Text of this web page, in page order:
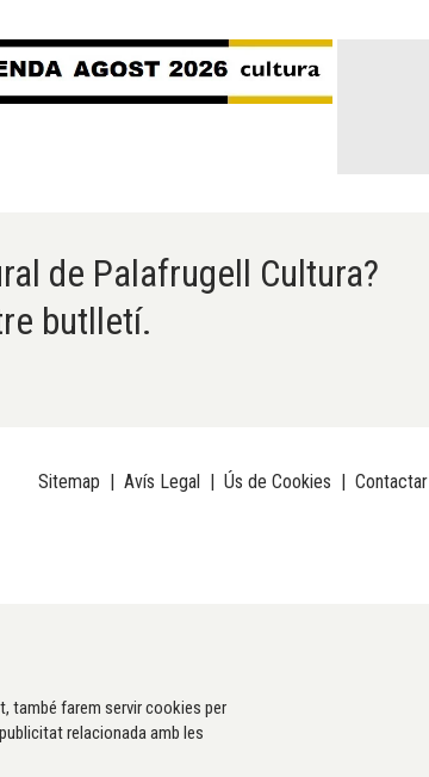
de Palafrugell Cultura?
butlletí.
Sitemap | Avís Legal | Ús de Cookies | Contactar
també farem servir cookies per
relacionada amb les